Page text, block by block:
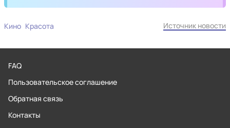
Кино Красота Источник новости
FAQ
Пользовательское соглашение
Обратная связь
Контакты